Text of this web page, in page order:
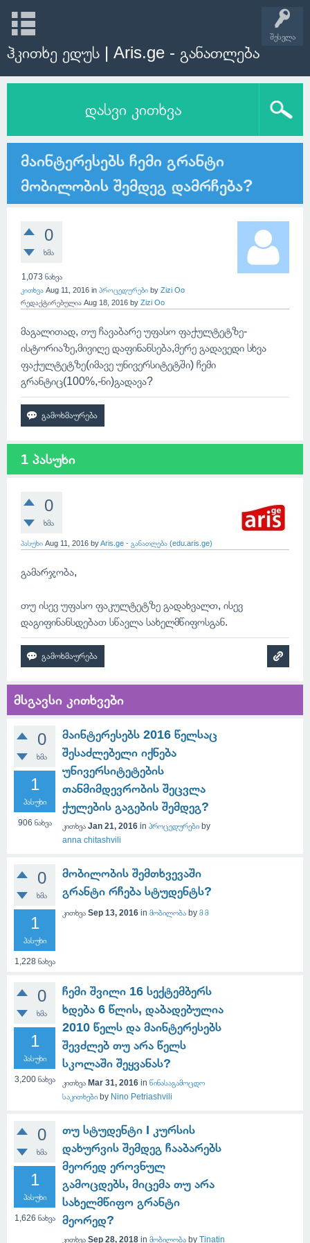
შესვლა
ჰკითხე ედუს | Aris.ge - განათლება
დასვი კითხვა
მაინტერესებს ჩემი გრანტი
მობილობის შემდეგ დამრჩება?
0
ხმა
1,073 ნახვა
კითხვა Aug 11, 2016 in პროცედურები by Zizi Oo
რედაქტირებულია Aug 18, 2016 by Zizi Oo
მაგალითად, თუ ჩავაბარე უფასო ფაქულტეტზე-
ისტორიაზე,მივიღე დაფინანსება,მერე გადავედი სხვა
ფაქულტეტზე(იმავე უნივერსიტეტში) ჩემი
გრანტიც(100%,-ნი)გადავა?
1 პასუხი
0
ხმა
პასუხი Aug 11, 2016 byAris.ge - განათლება (edu.aris.ge)
გამარჯობა,
თუ ისევ უფასო ფაკულტეტზე გადახვალთ, ისევ
დაგიფინანსდებათ სწავლა სახელმწიფოსგან.
მსგავსი კითხვები
0
ხმა
1
პასუხი
906 ნახვა
მაინტერესებს 2016 წელსაც
შესაძლებელი იქნება
უნივერსიტეტების
თანმიმდევრობის შეცვლა
ქულების გაგების შემდეგ?
კითხვა Jan 21, 2016 in პროცედურები by
anna chitashvili
0
ხმა
1
პასუხი
1,228 ნახვა
მობილობის შემთხვევაში
გრანტი რჩება სტუდენტს?
კითხვა Sep 13, 2016 in მობილობა by მ მ
0
ხმა
1
პასუხი
3,200ნახვა
ჩემი შვილი 16 სექტემბერს
ხდება 6 წლის, დაბადებულია
2010 წელს და მაინტერესებს
შევძლებ თუ არა წელს
სკოლაში შეყვანას?
კითხვა Mar 31, 2016 in წინასაგამოცდო
საკითხები by Nino Petriashvili
0
ხმა
1
პასუხი
1,626 ნახვა
თუ სტუდენტი I კურსის
დახურვის შემდეგ ჩააბარებს
მეორედ ეროვნულ
გამოცდებს, მიცემა თუ არა
სახელმწიფო გრანტი
მეორედ?
კითხვა Sep 28, 2018 in მობილობა by Tinatin